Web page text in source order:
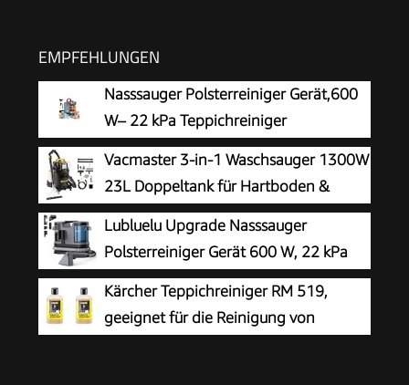
EMPFEHLUNGEN
Nasssauger Polsterreiniger Gerät,600
W– 22 kPa Teppichreiniger
Waschsauger
Vacmaster 3-in-1 Waschsauger 1300W
23L Doppeltank für Hartboden &
Teppich
Lubluelu Upgrade Nasssauger
Polsterreiniger Gerät 600 W, 22 kPa
Waschsauger
Kärcher Teppichreiniger RM 519,
geeignet für die Reinigung von